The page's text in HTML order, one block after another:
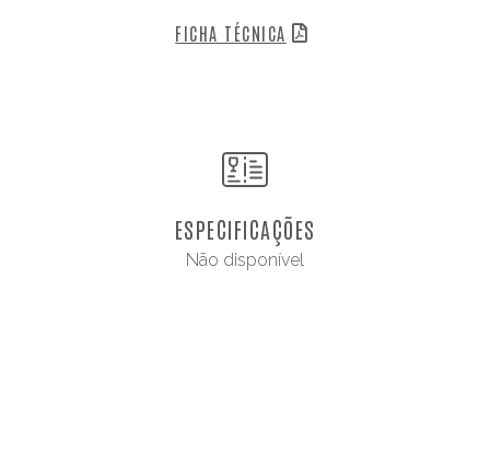
FICHA TÉCNICA
ESPECIFICAÇÕES
Não disponível